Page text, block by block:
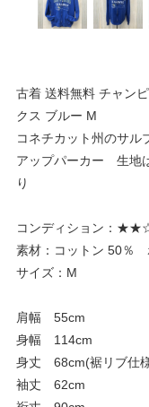
古着 送料無料 チャン
クス ブルー M
コネチカット州のサル
アップパーカー 生地
り
コンディション：
素材：コットン 50％
サイズ：M
肩幅 55cm
身幅 114cm
身丈 68cm(裾リブ仕様
袖丈 62cm